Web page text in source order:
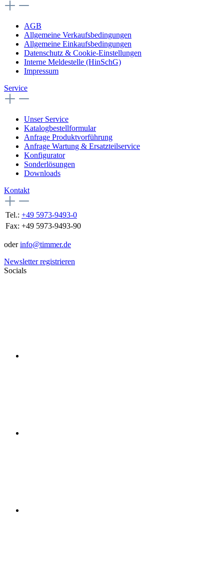
AGB
Allgemeine Verkaufsbedingungen
Allgemeine Einkaufsbedingungen
Datenschutz & Cookie-Einstellungen
Interne Meldestelle (HinSchG)
Impressum
Service
Unser Service
Katalogbestellformular
Anfrage Produktvorführung
Anfrage Wartung & Ersatzteilservice
Konfigurator
Sonderlösungen
Downloads
Kontakt
Tel.: +49 5973-9493-0
Fax: +49 5973-9493-90
oderinfo@timmer.de
Newsletter registrieren
Socials